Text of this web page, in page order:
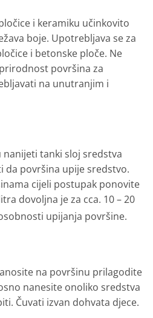
i keramiku učinkovito
boje. Upotrebljava se za
i betonske ploče. Ne
površina za
na unutranjim i
tanki sloj sredstva
da površina upije sredstvo.
cijeli postupak ponovite
dovoljna je za cca. 10 – 20
upijanja površine.
na površinu prilagodite
nanesite onoliko sredstva
Čuvati izvan dohvata djece.